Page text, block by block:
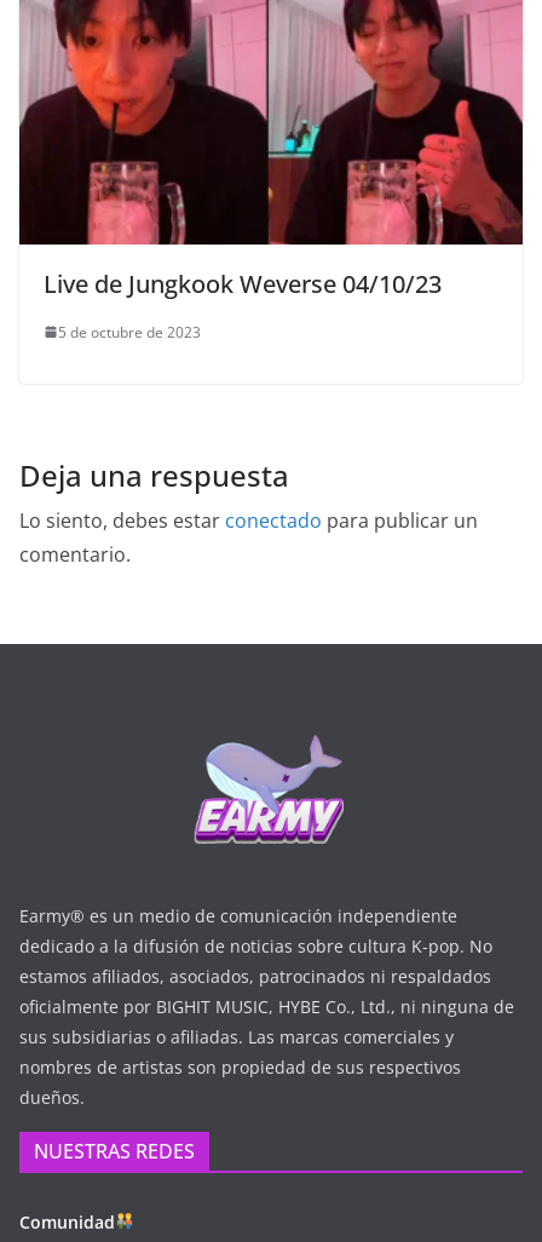
Live de Jungkook Weverse 04/10/23
5 de octubre de 2023
Deja una respuesta
Lo siento, debes estar conectado para publicar un
comentario.
Earmy® es un medio de comunicación independiente
dedicado a la difusión de noticias sobre cultura K-pop. No
estamos afiliados, asociados, patrocinados ni respaldados
oficialmente por BIGHIT MUSIC, HYBE Co., Ltd., ni ninguna de
sus subsidiarias o afiliadas. Las marcas comerciales y
nombres de artistas son propiedad de sus respectivos
dueños.
NUESTRAS REDES
Comunidad